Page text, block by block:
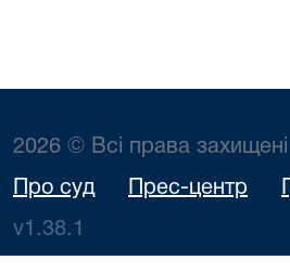
2026 © Всі права захищені
Про суд Прес-центр
v1.38.1